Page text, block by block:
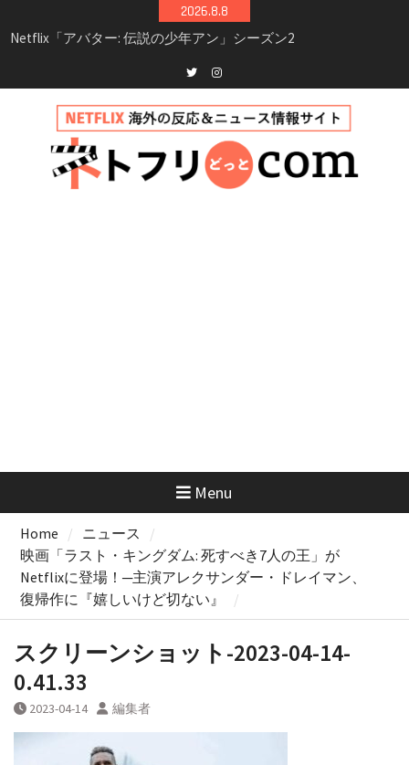
to
2026.8.8
シーズン3最新情報
Netflix映画「ボイスメールで恋をして」キャス
イッチ主演ロマコメ
新決定！2027年撮影開始へ
兄弟大騒動のコメディ映画「リトル・ブラザ
ー」がNetflixで配信！─キャスト・あらすじ・
見どころまとめ
Twitterinstagram
Menu
Home
ニュース
映画「ラスト・キングダム: 死すべき7人の王」が
Netflixに登場！─主演アレクサンダー・ドレイマン、
復帰作に『嬉しいけど切ない』
スクリーンショット-2023-04-14-
0.41.33
2023-04-14 編集者